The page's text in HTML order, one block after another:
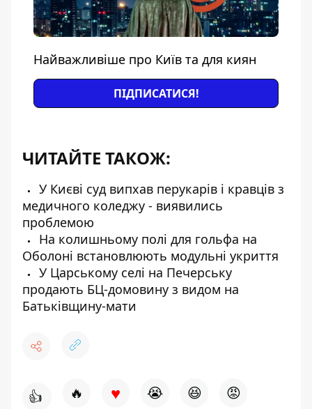
Найважливіше про Київ та для киян
ПІДПИСАТИСЯ!
ЧИТАЙТЕ ТАКОЖ:
У Києві суд випхав перукарів і кравців з
медичного коледжу - виявились
проблемою
На колишньому полі для гольфа на
Оболоні встановлюють модульні укриття
У Царському селі на Печерську
продають БЦ-домовину з видом на
Батьківщину-мати
👍 🔥 ♥ 😭 😆 😡